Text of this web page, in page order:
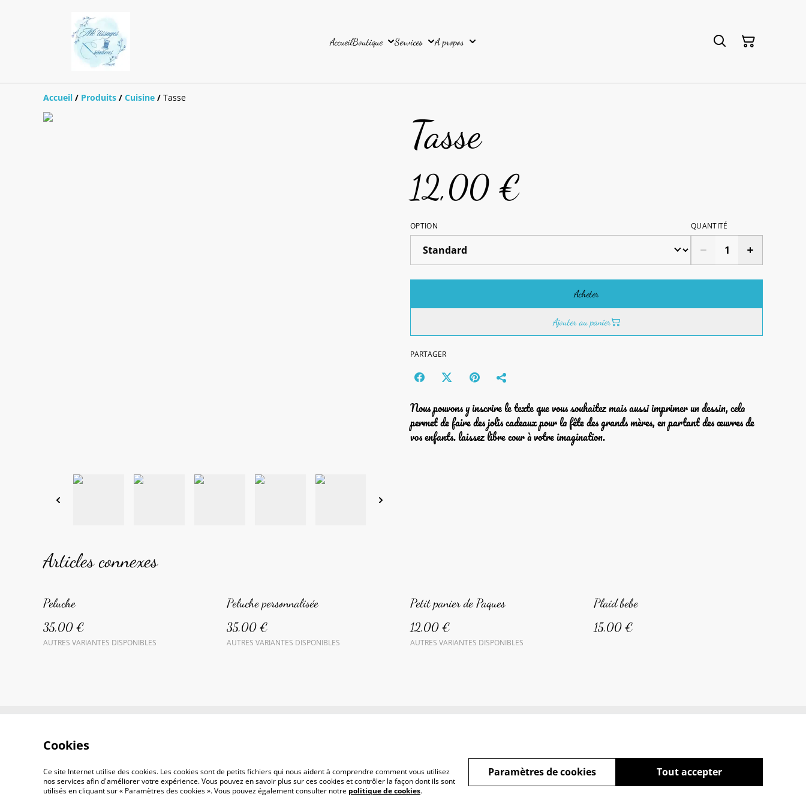
AccueilBoutique Services A propos
Accueil / Produits / Cuisine / Tasse
Tasse
12,00 €
OPTION QUANTITÉ
Acheter
Ajouter au panier
PARTAGER
Nous pouvons y inscrire le texte que vous souhaitez mais aussi imprimer un dessin, cela
permet de faire des jolis cadeaux pour la fête des grands mères, en partant des œuvres de
vos enfants. laissez libre cour à votre imagination.
Articles connexes
Peluche
35,00 €
AUTRES VARIANTES DISPONIBLES
Peluche personnalisée
35,00 €
AUTRES VARIANTES DISPONIBLES
Petit panier de Paques
12,00 €
AUTRES VARIANTES DISPONIBLES
Plaid bebe
15,00 €
Cookies
Ce site Internet utilise des cookies. Les cookies sont de petits fichiers qui nous aident à comprendre comment vous utilisez
nos services afin d'améliorer votre expérience. Vous pouvez en savoir plus sur ces cookies et contrôler la façon dont ils sont
utilisés en cliquant sur « Paramètres des cookies ». Vous pouvez également consulter notre politique de cookies.
Tout accepter
Paramètres de cookies